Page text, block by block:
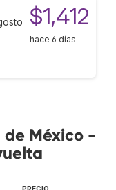
$1,412
hace 6 días
México -